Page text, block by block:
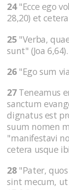
24"Ecce ego
28,20) et
25"Verba,
sunt" (Joa 6,64).
26"Ego sum
27Teneamus
sanctum
dignatus est
suum nomen
"manifestavi
cetera usque
28"Pater,
sint mecum,